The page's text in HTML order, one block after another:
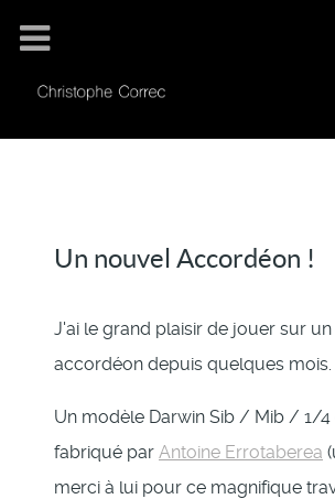
Un nouvel Accordéon !
J'ai le grand plaisir de jouer sur
accordéon depuis quelques mois.
Un modèle Darwin Sib / Mib / 1/4
fabriqué par Antoine Errotaberea
merci à lui pour ce magnifique